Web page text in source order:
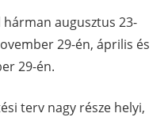
augusztus 23-
29-én, április és
29-én.
terv nagy része helyi,